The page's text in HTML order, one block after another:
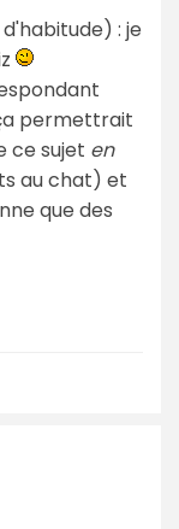
: je
permettrait
ce sujet en
au chat) et
que des